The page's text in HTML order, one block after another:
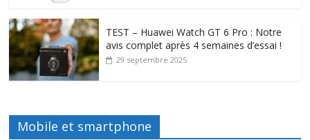
TEST – Huawei Watch GT 6 Pro : Notre
avis complet après 4 semaines d’essai !
29 septembre 2025
Mobile et smartphone